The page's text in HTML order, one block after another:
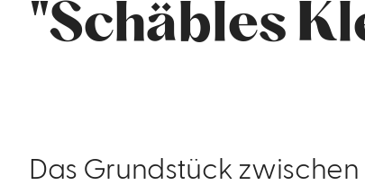
"Schäbles
Das Grundstück